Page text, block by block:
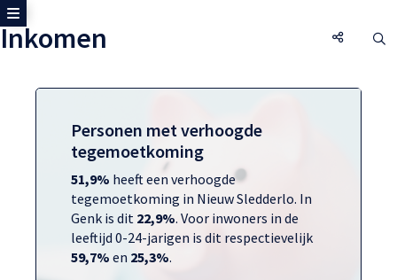
Inkomen
Toon zijmenu
Personen met verhoogde
tegemoetkoming
51,9% heeft een verhoogde
tegemoetkoming in Nieuw Sledderlo. In
Genk is dit 22,9%. Voor inwoners in de
leeftijd 0-24-jarigen is dit respectievelijk
59,7% en 25,3%.